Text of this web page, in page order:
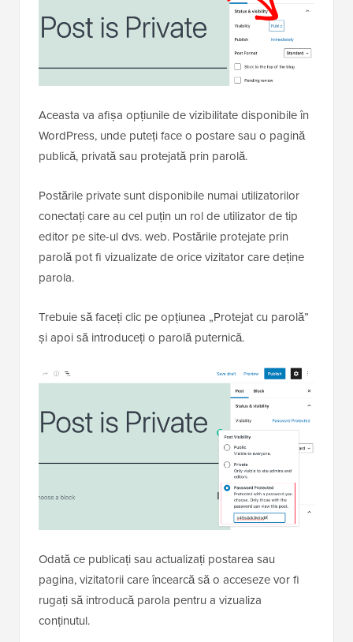
editați postarea sau pagina pe care doriți să o
protejați. Sub setarea „Document” din editorul dvs.
WordPress, faceți clic pe linkul de lângă opțiunea
„Vizibilitate”.
Aceasta va afișa opțiunile de vizibilitate disponibile în
WordPress, unde puteți face o postare sau o pagină
publică, privată sau protejată prin parolă.
Postările private sunt disponibile numai utilizatorilor
conectați care au cel puțin un rol de utilizator de tip
editor pe site-ul dvs. web. Postările protejate prin
parolă pot fi vizualizate de orice vizitator care deține
parola.
Trebuie să faceți clic pe opțiunea „Protejat cu parolă”
și apoi să introduceți o parolă puternică.